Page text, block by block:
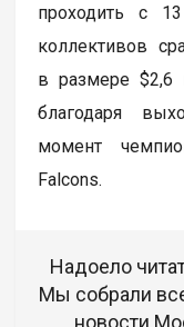
проходить с
коллективов
в размере $2,6
благодаря
момент
Falcons.
Надоело
Мы собрали
новости